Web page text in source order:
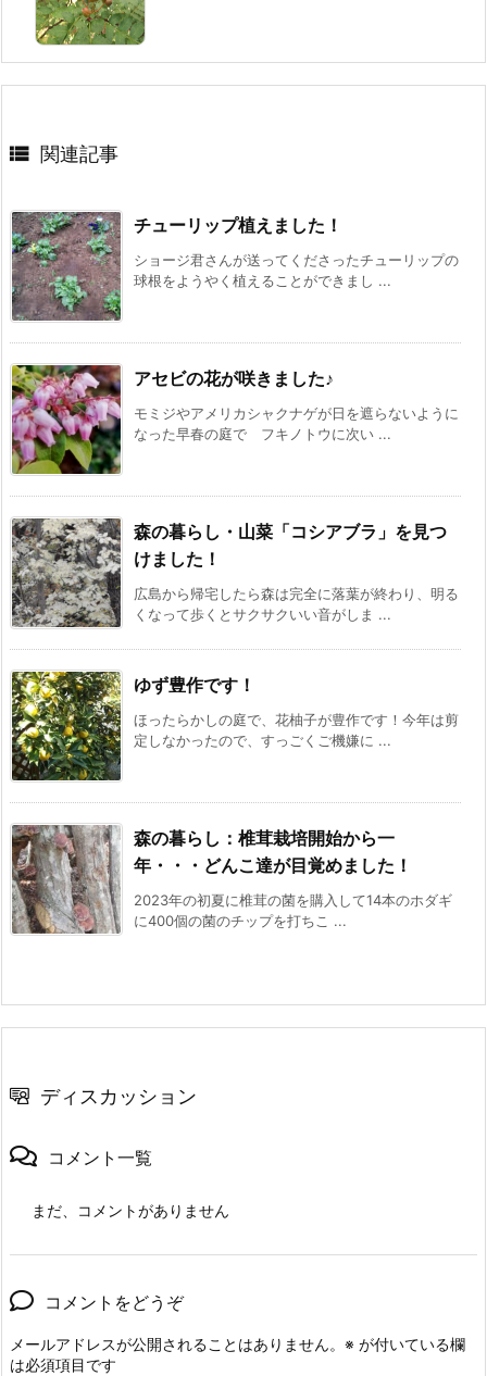
 関連記事
チューリップ植えました！
ショージ君さんが送ってくださったチューリップの
球根をようやく植えることができまし ...
アセビの花が咲きました♪
モミジやアメリカシャクナゲが日を遮らないように
なった早春の庭で フキノトウに次い ...
森の暮らし・山菜「コシアブラ」を見つ
けました！
広島から帰宅したら森は完全に落葉が終わり、明る
くなって歩くとサクサクいい音がしま ...
ゆず豊作です！
ほったらかしの庭で、花柚子が豊作です！今年は剪
定しなかったので、すっごくご機嫌に ...
森の暮らし：椎茸栽培開始から一
年・・・どんこ達が目覚めました！
2023年の初夏に椎茸の菌を購入して14本のホダギ
に400個の菌のチップを打ちこ ...
ディスカッション
コメント一覧
まだ、コメントがありません
コメントをどうぞ
メールアドレスが公開されることはありません。 ※ が付いている欄
は必須項目です